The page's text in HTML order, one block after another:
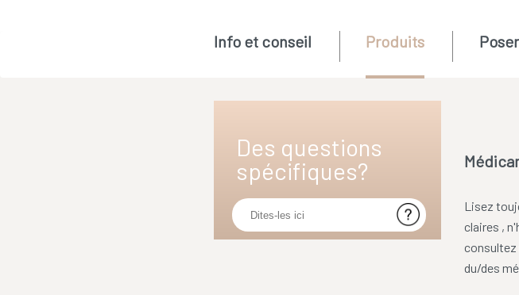
Des questions
spécifiques?
Info et conseil Produits
Lisez
claires ,
consultez
du/des